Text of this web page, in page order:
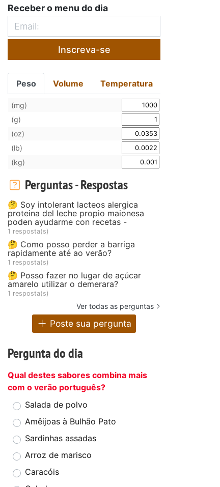
Receber o menu do dia
Inscreva-se
Peso Volume Temperatura
(mg)
(g)
(oz)
(lb)
(kg)
Perguntas - Respostas
🤔 Soy intolerant lacteos alergica
proteina del leche propio maionesa
poden ayudarme con recetas -
1 resposta(s)
🤔 Como posso perder a barriga
rapidamente até ao verão?
1 resposta(s)
🤔 Posso fazer no lugar de açúcar
amarelo utilizar o demerara?
1 resposta(s)
Ver todas as perguntas
Poste sua pergunta
Pergunta do dia
Qual destes sabores combina mais
com o verão português?
Salada de polvo
Amêijoas à Bulhão Pato
Sardinhas assadas
Arroz de marisco
Caracóis